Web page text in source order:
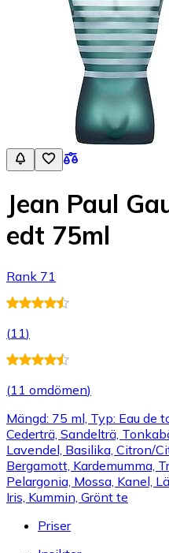
Jean Paul
edt 75ml
Rank 71
(11)
(11 omdömen)
Mängd: 75 ml, Typ: Eau de
Cederträ, Sandelträ,
Lavendel, Basilika, Citron/
Bergamott, Kardemumma,
Pelargonia, Mossa, Kanel,
Iris, Kummin, Grönt te
Priser